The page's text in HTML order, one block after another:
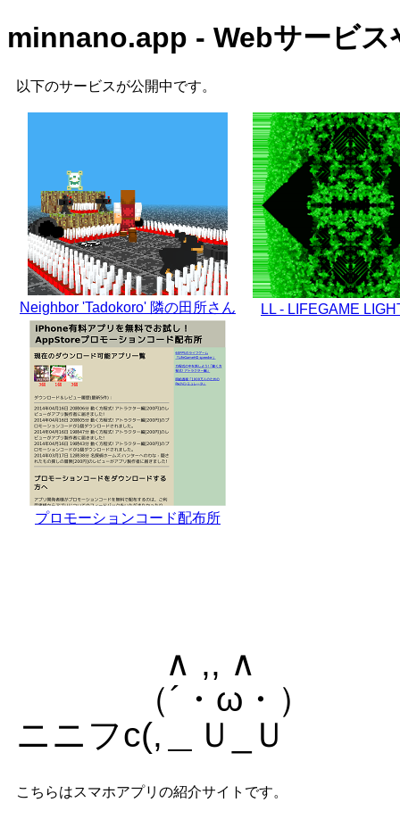
minnano.app - Webサービ
以下のサービスが公開中です。
Neighbor 'Tadokoro' 隣の田所さん LL - LIFEGAME
プロモーションコード配布所
∧ ,, ∧
（´・ω・）
ニニフc(,＿Ｕ_Ｕ
こちらはスマホアプリの紹介サイトです。